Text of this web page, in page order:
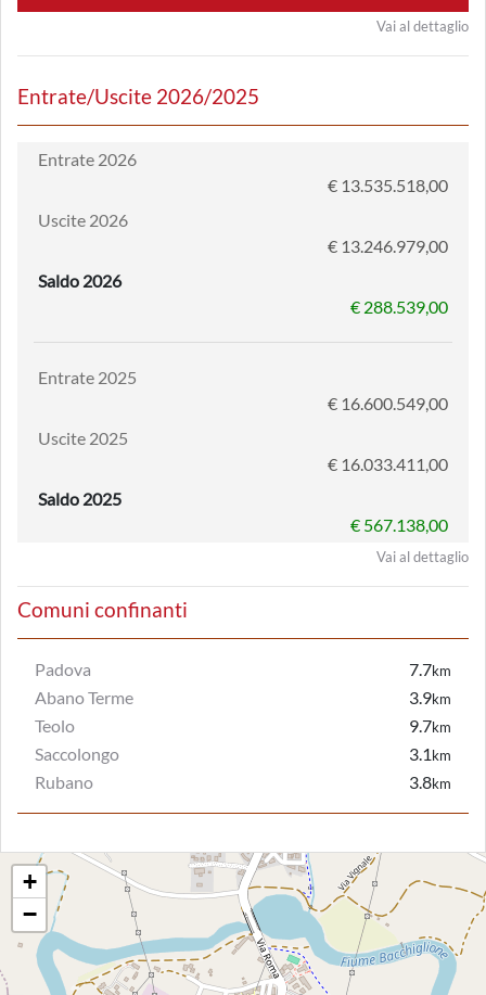
Vai al dettaglio
Entrate/Uscite 2026/2025
Entrate 2026
€ 13.535.518,00
Uscite 2026
€ 13.246.979,00
Saldo 2026
€ 288.539,00
Entrate 2025
€ 16.600.549,00
Uscite 2025
€ 16.033.411,00
Saldo 2025
€ 567.138,00
Vai al dettaglio
Comuni confinanti
Padova 7.7km
Abano Terme 3.9km
Teolo 9.7km
Saccolongo 3.1km
Rubano 3.8km
+
−